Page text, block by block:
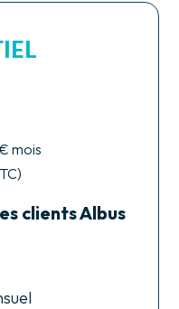
mois
clients Albus